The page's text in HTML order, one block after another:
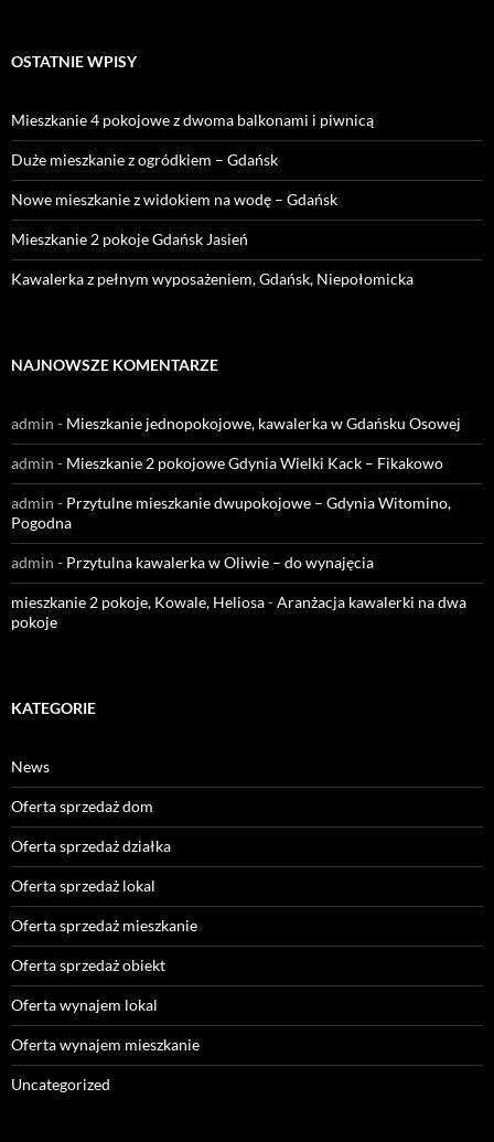
OSTATNIE WPISY
Mieszkanie 4 pokojowe z dwoma balkonami i piwnicą
Duże mieszkanie z ogródkiem – Gdańsk
Nowe mieszkanie z widokiem na wodę – Gdańsk
Mieszkanie 2 pokoje Gdańsk Jasień
Kawalerka z pełnym wyposażeniem, Gdańsk, Niepołomicka
NAJNOWSZE KOMENTARZE
admin - Mieszkanie jednopokojowe, kawalerka w Gdańsku Osowej
admin - Mieszkanie 2 pokojowe Gdynia Wielki Kack – Fikakowo
admin - Przytulne mieszkanie dwupokojowe – Gdynia Witomino,
Pogodna
admin - Przytulna kawalerka w Oliwie – do wynajęcia
mieszkanie 2 pokoje, Kowale, Heliosa-Aranżacja kawalerki na dwa
pokoje
KATEGORIE
News
Oferta sprzedaż dom
Oferta sprzedaż działka
Oferta sprzedaż lokal
Oferta sprzedaż mieszkanie
Oferta sprzedaż obiekt
Oferta wynajem lokal
Oferta wynajem mieszkanie
Uncategorized